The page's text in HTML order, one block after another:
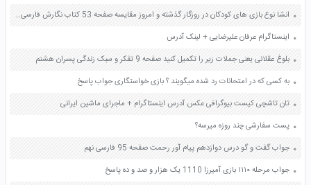
انشا نوع بازی های کودکان در روزگار گذشته و امروز مقایسه صفحه 53 کتاب نگارش فارسی پنجم
اینستاگرام عرفان علیرضایی + لینک آدرس
بلوغ عقلانی یعنی جملات زیر را تکمیل کنید صفحه 9 تفکر و سبک زندگی پسران هشتم
به کسی که در امتحانات رد شده میگویند ؟ بازی خواستگاری جواب پاسخ
تان تاشچی کیست بیوگرافی عکس آدرس اینستاگرام + ماجرای ماشین ایرانی
پست سفارشی چند روزه میرسه؟
جواب گفت و گو درس دوازدهم پیام آور رحمت صفحه 95 فارسی نهم
جواب مرحله ۱۱۱۰ بازی آمیرزا 1110 یک هزار و صد و ده پاسخ